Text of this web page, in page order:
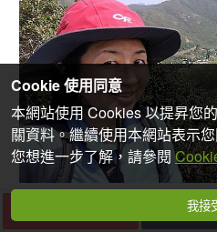
下方就是
下
Cookie 使用同意
本網站使用 Cookies 以提昇您
關資料。繼續使用本網站表示
您想進一步了解，請參閱
我接